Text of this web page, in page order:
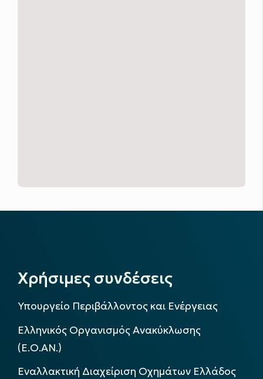
Χρήσιμες συνδέσεις
Υπουργείο Περιβάλλοντος και Ενέργειας
Ελληνικός Οργανισμός Ανακύκλωσης
(Ε.Ο.ΑΝ.)
Εναλλακτική Διαχείριση Οχημάτων Ελλάδος